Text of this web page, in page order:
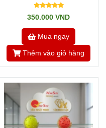
Trên Thị Trường (3)
350.000 VND
Mua ngay
Thêm vào giỏ hàng